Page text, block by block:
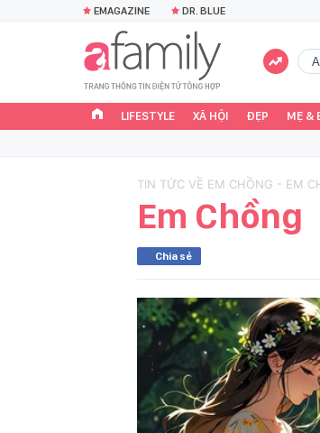
EMAGAZINE DR. BLUE
LIFESTYLE XÃ HỘI ĐẸP MẸ &
TIN TỨC VỀ EM CHỒNG - EM
Em Chồng
Chia sẻ